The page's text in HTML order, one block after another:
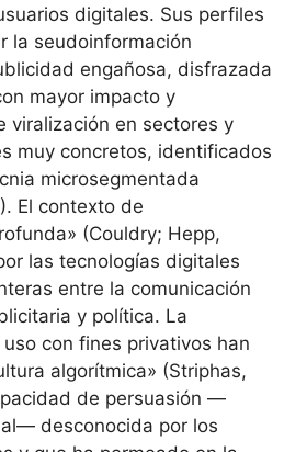
digitales. Sus perfiles
la seudoinformación
engañosa, disfrazada
mayor impacto y
viralización en sectores y
muy concretos, identificados
microsegmentada
El contexto de
(Couldry; Hepp,
las tecnologías digitales
entre la comunicación
y política. La
con fines privativos han
algorítmica» (Striphas,
de persuasión —
desconocida por los